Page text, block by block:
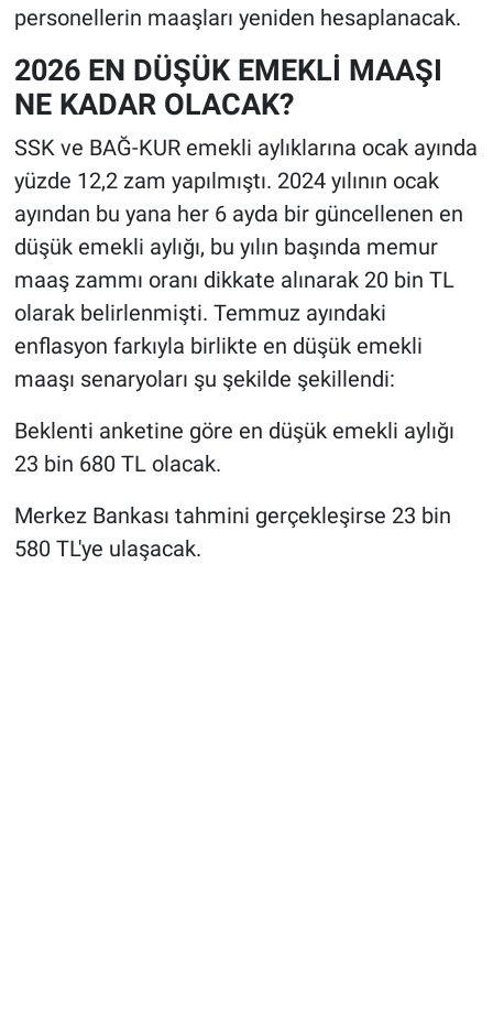
personellerin maaşları yeniden hesaplanacak.
2026 EN DÜŞÜK EMEKLİ MAAŞI
NE KADAR OLACAK?
SSK ve BAĞ-KUR emekli aylıklarına ocak ayında
yüzde 12,2 zam yapılmıştı. 2024 yılının ocak
ayından bu yana her 6 ayda bir güncellenen en
düşük emekli aylığı, bu yılın başında memur
maaş zammı oranı dikkate alınarak 20 bin TL
olarak belirlenmişti. Temmuz ayındaki
enflasyon farkıyla birlikte en düşük emekli
maaşı senaryoları şu şekilde şekillendi:
Beklenti anketine göre en düşük emekli aylığı
23 bin 680 TL olacak.
Merkez Bankası tahmini gerçekleşirse 23 bin
580 TL'ye ulaşacak.